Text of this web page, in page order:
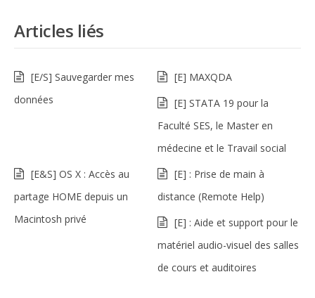
Articles liés
[E/S] Sauvegarder mes
données
[E] MAXQDA
[E] STATA 19 pour la
Faculté SES, le Master en
médecine et le Travail social
[E&S] OS X : Accès au
partage HOME depuis un
Macintosh privé
[E] : Prise de main à
distance (Remote Help)
[E] : Aide et support pour le
matériel audio-visuel des salles
de cours et auditoires